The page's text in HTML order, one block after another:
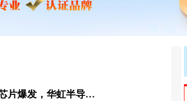
浩源配资官网 创业板涨超1%，芯片爆发，华虹半导体拉升，农业白酒等“老登股”大涨，恒科指大涨逾2%